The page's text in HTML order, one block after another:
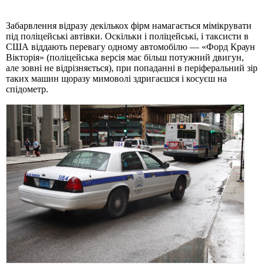
Забарвлення відразу декількох фірм намагається мімікрувати
під поліцейські автівки. Оскільки і поліцейські, і таксисти в
США віддають перевагу одному автомобілю — «Форд Краун
Вікторія» (поліцейська версія має більш потужний двигун,
але зовні не відрізняється), при попаданні в періферальний зір
таких машин щоразу мимоволі здригаєшся і косуєш на
спідометр.